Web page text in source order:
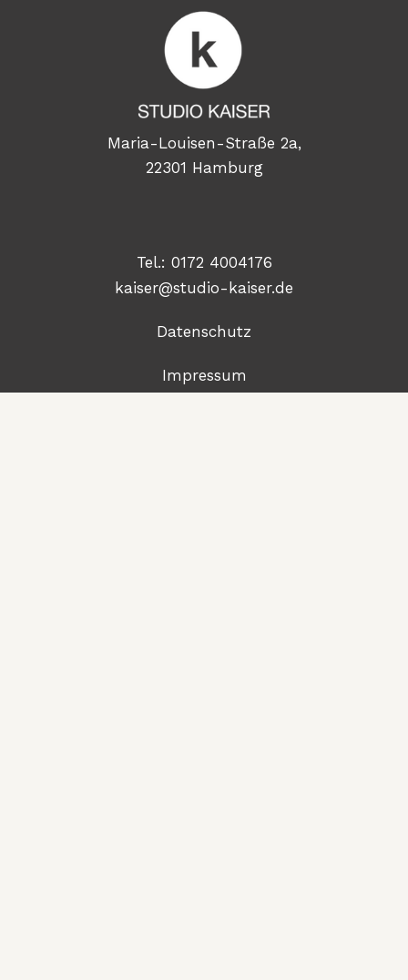
Maria-Louisen-Straße 2a,
22301 Hamburg
Tel.: 0172 4004176
kaiser@studio-kaiser.de
Impressum
Datenschutz